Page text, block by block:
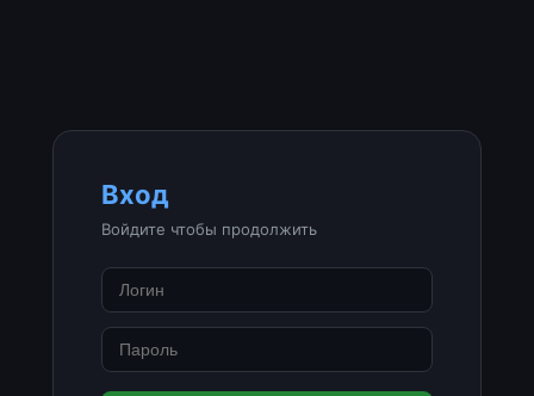
Вход
Войдите чтобы продолжить